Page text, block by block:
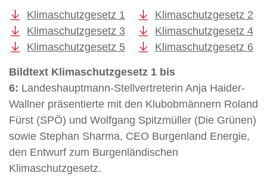
Klimaschutzgesetz 1
Klimaschutzgesetz 2
Klimaschutzgesetz 3
Klimaschutzgesetz 4
Klimaschutzgesetz 5
Klimaschutzgesetz 6
Bildtext Klimaschutzgesetz 1 bis
6: Landeshauptmann-Stellvertreterin Anja Haider-
Wallner präsentierte mit den Klubobmännern Roland
Fürst (SPÖ) und Wolfgang Spitzmüller (Die Grünen)
sowie Stephan Sharma, CEO Burgenland Energie,
den Entwurf zum Burgenländischen
Klimaschutzgesetz.